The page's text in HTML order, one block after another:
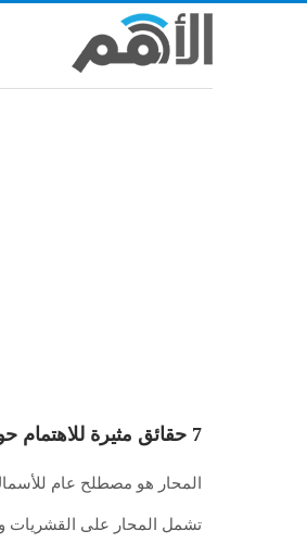
7 حقائق مثيرة للاهتمام حول المحار
المحار هو مصطلح عام للأسماك
تشمل المحار على القشريات